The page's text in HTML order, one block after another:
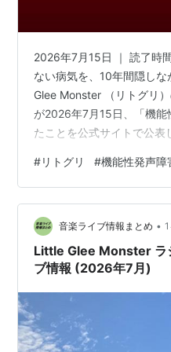
2026年7月15日 ｜ 読了時
ない病気を、10年間隠し
Glee Monster （リトグリ
が2026年7月15日、「機能
たことを公式サイトで公表
本人の言葉だ。 グループ
て知られてきた時期の大
がらのステージだったこ
異常がないのに声が出なく
持っている。 しかも「全
#リトグリ #機能性発声障
音楽ライブ情報まとめ •
Little Glee Monster ラ
ブ情報 (2026年7月)